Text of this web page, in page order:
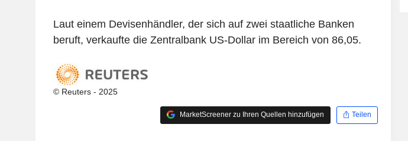
Laut einem Devisenhändler, der sich auf zwei staatliche Banken
beruft, verkaufte die Zentralbank US-Dollar im Bereich von 86,05.
© Reuters - 2025
MarketScreener zu Ihren Quellen hinzufügen Teilen